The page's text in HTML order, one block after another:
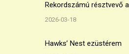
Rekordszámú résztvevő a
2026-03-18
Hawks’ Nest ezüstérem